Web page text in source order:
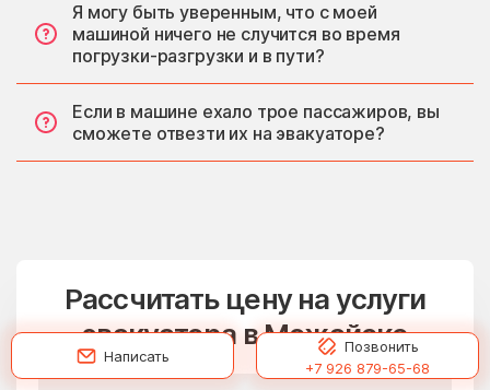
Я могу быть уверенным, что с моей
машиной ничего не случится во время
погрузки-разгрузки и в пути?
Если в машине ехало трое пассажиров, вы
сможете отвезти их на эвакуаторе?
Рассчитать цену на услуги
эвакуатора в Можайске
Написать
Позвонить
+7 926 879-65-68